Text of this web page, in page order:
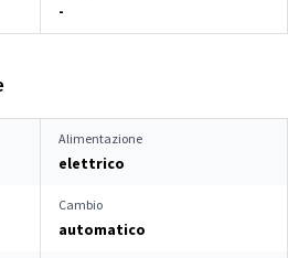
-
Alimentazione
elettrico
Cambio
automatico